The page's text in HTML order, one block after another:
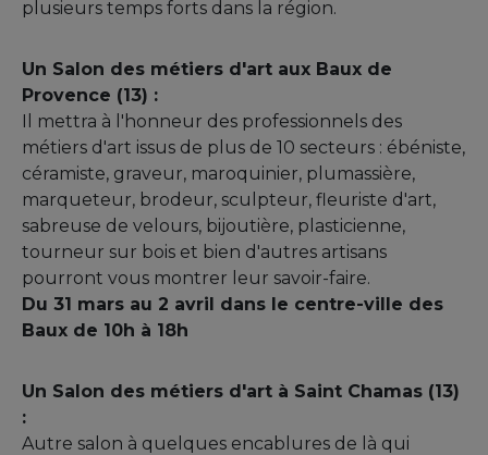
plusieurs temps forts dans la région.
Un Salon des métiers d'art aux Baux de
Provence (13) :
Il mettra à l'honneur des professionnels des
métiers d'art issus de plus de 10 secteurs : ébéniste,
céramiste, graveur, maroquinier, plumassière,
marqueteur, brodeur, sculpteur, fleuriste d'art,
sabreuse de velours, bijoutière, plasticienne,
tourneur sur bois et bien d'autres artisans
pourront vous montrer leur savoir-faire.
Du 31 mars au 2 avril dans le centre-ville des
Baux de 10h à 18h
Un Salon des métiers d'art à Saint Chamas (13)
:
Autre salon à quelques encablures de là qui